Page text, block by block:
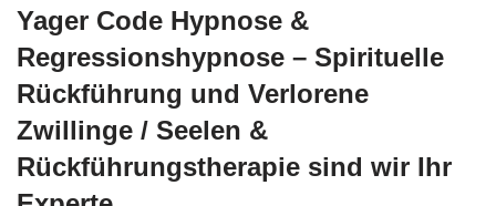
Yager Code Hypnose &
Regressionshypnose – Spirituelle
Rückführung und Verlorene
Zwillinge / Seelen &
Rückführungstherapie sind wir Ihr